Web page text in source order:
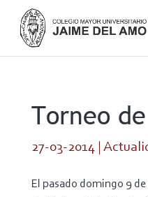
Torneo
27-03-2014|
El pasado domingo 9